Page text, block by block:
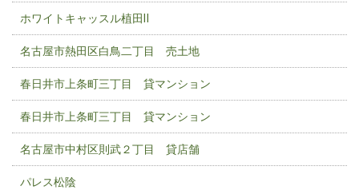
ホワイトキャッスル植田Ⅱ
名古屋市熱田区白鳥二丁目 売土地
春日井市上条町三丁目 貸マンション
春日井市上条町三丁目 貸マンション
名古屋市中村区則武２丁目 貸店舗
パレス松陰